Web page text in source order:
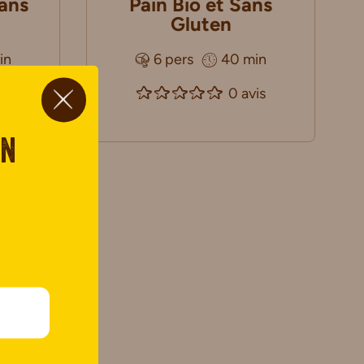
Gluten
6 pers
40 min
0 avis